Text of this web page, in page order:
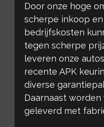
Door onze hoge
scherpe inkoop
bedrijfskosten
tegen scherpe
leveren onze
recente APK
diverse
Daarnaast worden
geleverd met